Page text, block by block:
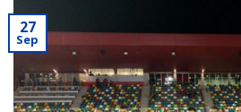
27
Sep